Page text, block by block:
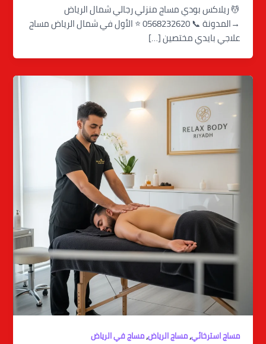
💆 ريلاكس بودي مساج منزلي رجالي شمال الرياض
→المدونة 📞 0568232620 ⭐ الأول في شمال الرياض مساج
علاجي بايدي مختصين […]
مساج استرخائي,مساج الرياض,مساج في الرياض